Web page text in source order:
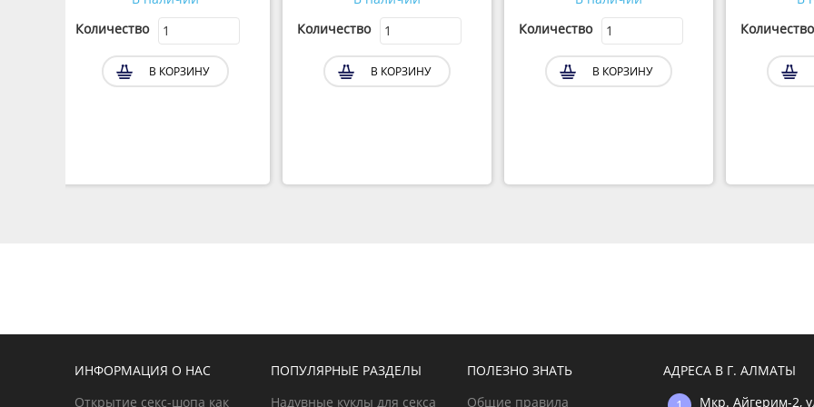
Количество
В КОРЗИНУ
Количество
В КОРЗИНУ
Количество
В КОРЗИНУ
Количество
ИНФОРМАЦИЯ О НАС
Открытие секс-шопа как
ПОПУЛЯРНЫЕ РАЗДЕЛЫ
Надувные куклы для секса
ПОЛЕЗНО ЗНАТЬ
Общие правила
АДРЕСА В Г. АЛМАТЫ
Мкр. Айгерим-2,